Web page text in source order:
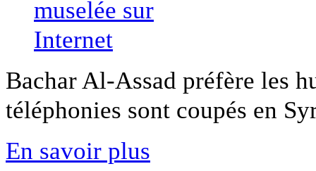
Bachar Al-Assad préfère les
téléphonies sont coupés en
En savoir plus